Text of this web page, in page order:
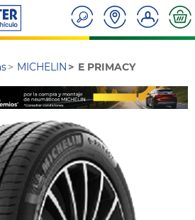
MICHELIN E PRIMACY